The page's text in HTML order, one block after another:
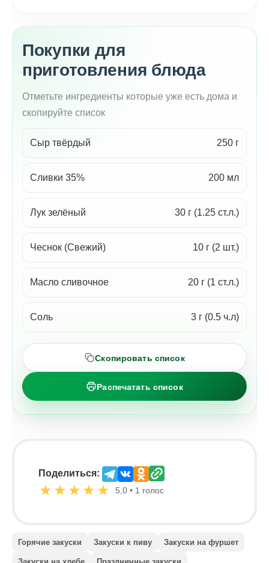
Покупки для
приготовления блюда
Отметьте ингредиенты которые уже есть дома и
скопируйте список
Сыр твёрдый 250 г
Сливки 35% 200 мл
Лук зелёный 30 г (1.25 ст.л.)
Чеснок (Свежий) 10 г (2 шт.)
Масло сливочное 20 г (1 ст.л.)
Соль 3 г (0.5 ч.л)
Скопировать список
Распечатать список
Поделиться:
★ ★ ★ ★ ★ 5,0 • 1 голос
Горячие закуски Закуски к пиву Закуски на фуршет